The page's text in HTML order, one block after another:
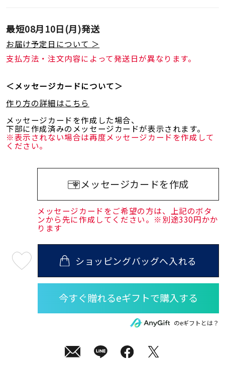
在庫 在庫ありのみ すべて表示
最短08月10日(月)発送
お届け予定日について ＞
支払方法・注文内容によって発送日が異なります。
＜メッセージカードについて＞
作り方の詳細はこちら
メッセージカードを作成した場合、
下部に作成済みのメッセージカードが表示されます。
※表示されない場合は再度メッセージカードを作成して
ください。
メッセージカードを作成
メッセージカードをご希望の方は、上記のボタ
ンから先に作成してください。※別途330円かか
ります
08
月
送
ショッピングバッグへ入れる
のeギフトとは？